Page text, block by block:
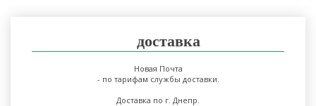
доставка
Новая Почта
- по тарифам службы доставки.
Доставка по г. Днепр.